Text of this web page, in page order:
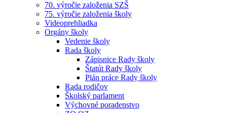
70. výročie založenia SZŠ
75. výročie založenia školy
Videoprehliadka
Orgány školy
Vedenie školy
Rada školy
Zápisnice Rady školy
Štatút Rady školy
Plán práce Rady školy
Rada rodičov
Školský parlament
Výchovné poradenstvo